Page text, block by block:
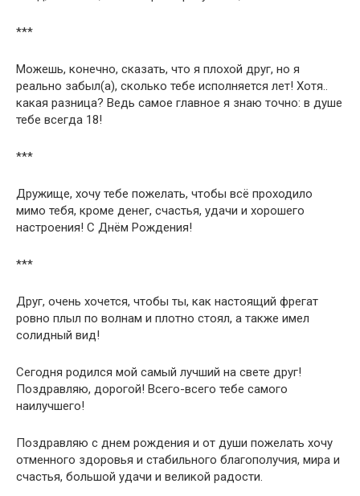
***
Можешь, конечно, сказать, что я плохой друг, но я
реально забыл(а), сколько тебе исполняется лет! Хотя..
какая разница? Ведь самое главное я знаю точно: в душе
тебе всегда 18!
***
Дружище, хочу тебе пожелать, чтобы всё проходило
мимо тебя, кроме денег, счастья, удачи и хорошего
настроения! С Днём Рождения!
***
Друг, очень хочется, чтобы ты, как настоящий фрегат
ровно плыл по волнам и плотно стоял, а также имел
солидный вид!
Сегодня родился мой самый лучший на свете друг!
Поздравляю, дорогой! Всего-всего тебе самого
наилучшего!
Поздравляю с днем рождения и от души пожелать хочу
отменного здоровья и стабильного благополучия, мира и
счастья, большой удачи и великой радости.